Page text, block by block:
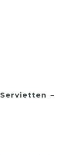
Servietten